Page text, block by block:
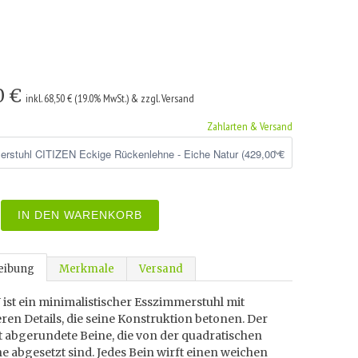
€ inkl. 68,50 € (19.0% MwSt.) & zzgl. Versand
Zahlarten & Versand
IN DEN WARENKORB
Merkmale Versand
ist ein minimalistischer Esszimmerstuhl mit
Details, die seine Konstruktion betonen. Der
abgerundete Beine, die von der quadratischen
abgesetzt sind. Jedes Bein wirft einen weichen